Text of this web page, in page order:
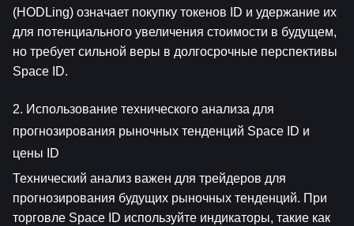
(HODLing) означает покупку токенов ID и удержание их
для потенциального увеличения стоимости в будущем,
но требует сильной веры в долгосрочные перспективы
Space ID.
2. Использование технического анализа для
прогнозирования рыночных тенденций Space ID и
цены ID
Технический анализ важен для трейдеров для
прогнозирования будущих рыночных тенденций. При
торговле Space ID используйте индикаторы, такие как